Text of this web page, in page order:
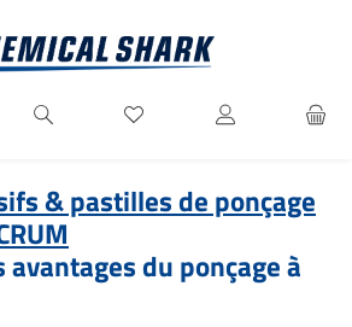
Vous avez 0 articles dans
& pastilles de ponçage
avantages du ponçage à